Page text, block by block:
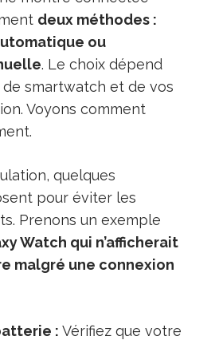
deux méthodes :
ou
. Le choix dépend
smartwatch et de vos
Voyons comment
quelques
pour éviter les
Prenons un exemple
Watch qui n’afficherait
malgré une connexion
: Vérifiez que votre